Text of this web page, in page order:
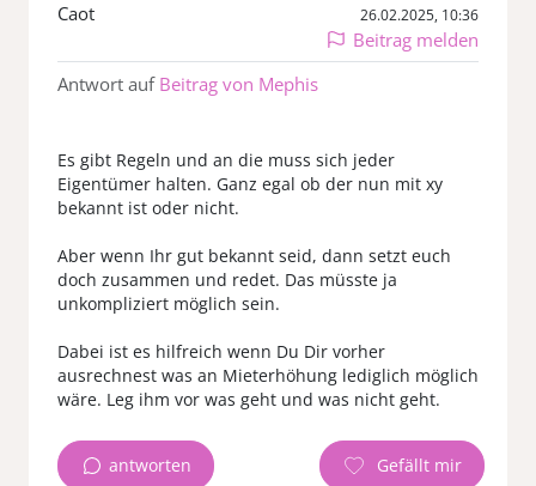
Caot 26.02.2025, 10:36
Beitrag melden
Antwort auf Beitrag von Mephis
Es gibt Regeln und an die muss sich jeder
Eigentümer halten. Ganz egal ob der nun mit xy
bekannt ist oder nicht.
Aber wenn Ihr gut bekannt seid, dann setzt euch
doch zusammen und redet. Das müsste ja
unkompliziert möglich sein.
Dabei ist es hilfreich wenn Du Dir vorher
ausrechnest was an Mieterhöhung lediglich möglich
antworten